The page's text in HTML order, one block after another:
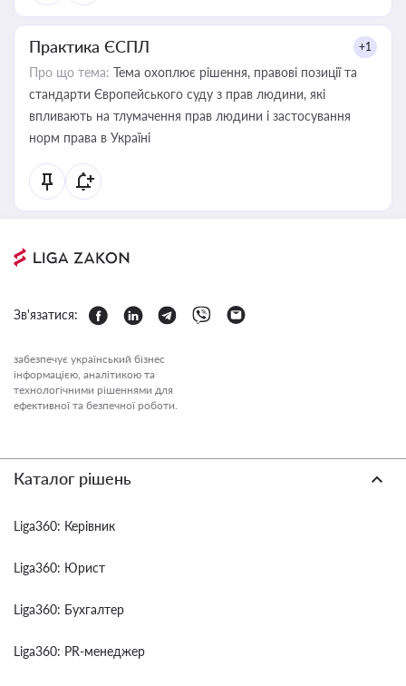
Практика ЄСПЛ +1
Про що тема: Тема охоплює рішення, правові позиції та
стандарти Європейського суду з прав людини, які
впливають на тлумачення прав людини і застосування
норм права в Україні
Зв'язатися:
забезпечує український бізнес
інформацією, аналітикою та
технологічними рішеннями для
ефективної та безпечної роботи.
Каталог рішень
Liga360: Керівник
Liga360: Юрист
Liga360: Бухгалтер
Liga360: PR-менеджер